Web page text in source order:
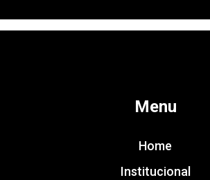
Menu
Home
Institucional